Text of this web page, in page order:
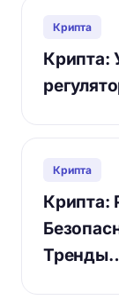
Крипта
Крипта:
Крипта
Крипта: